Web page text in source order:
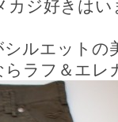
カジ好きは
ルエットの
ラフ＆エレ